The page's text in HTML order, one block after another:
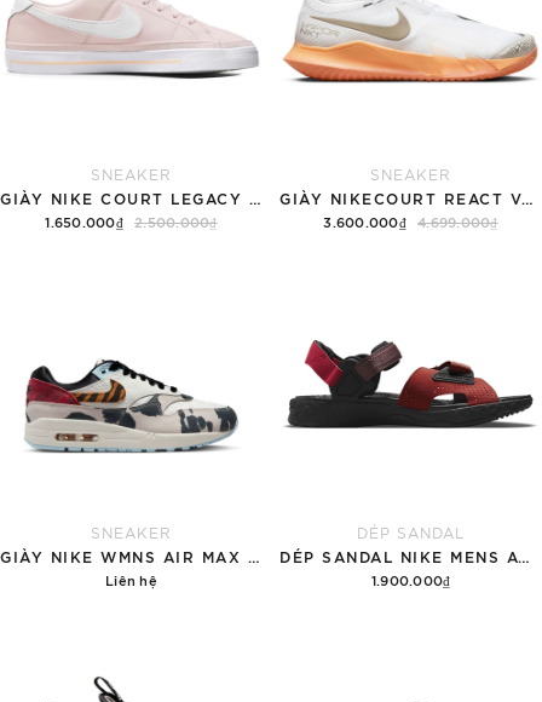
SNEAKER
GIÀY NIKE COURT LEGACY SNEAKERS PINK/WHITE
1.650.000₫ 2.500.000₫
SNEAKER
GIÀY NIKECOURT REACT VAPOR NXT
3.600.000₫ 4.699.000₫
SNEAKER
GIÀY NIKE WMNS AIR MAX 1 '87 'GREAT INDOORS'
Liên hệ
DÉP SANDAL
DÉP SANDAL NIKE MENS ACG AIR DESCHUTZ 'RED BLACK'
1.900.000₫